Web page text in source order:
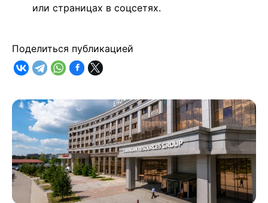
или страницах в соцсетях.
Поделиться публикацией